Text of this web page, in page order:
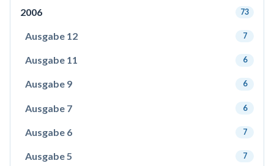
2006 73
Ausgabe 12 7
Ausgabe 11 6
Ausgabe 9 6
Ausgabe 7 6
Ausgabe 6 7
Ausgabe 5 7